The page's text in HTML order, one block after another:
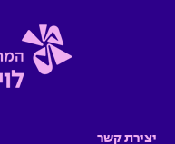
יצירת קשר